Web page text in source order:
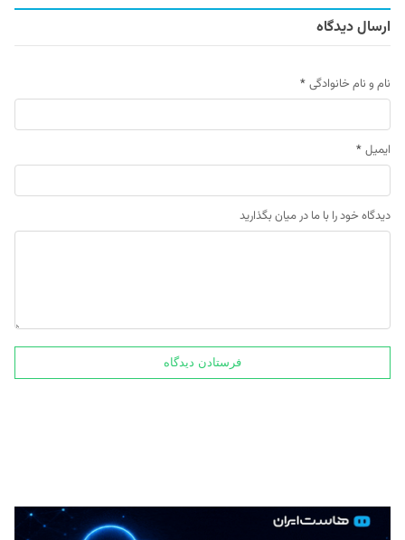
ارسال دیدگاه
نام و نام خانوادگی *
ایمیل *
دیدگاه خود را با ما در میان بگذارید